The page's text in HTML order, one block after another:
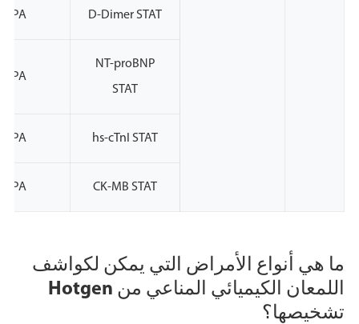
D-Dimer STAT
NT-proBNP
STAT
hs-cTnI STAT
CK-MB STAT
ما هي أنواع الأمراض التي يمكن لكواشف
اللمعان الكيميائي المناعي من Hotgen
تشخيصها؟